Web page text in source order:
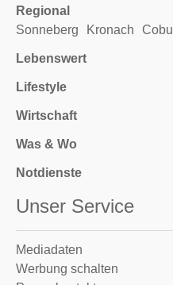
Regional
Sonneberg
Kronach
Lebenswert
Lifestyle
Wirtschaft
Was & Wo
Notdienste
Unser Service
Mediadaten
Werbung schalten